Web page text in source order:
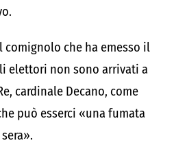
comignolo che ha emesso il
elettori non sono arrivati a
cardinale Decano, come
può esserci «una fumata